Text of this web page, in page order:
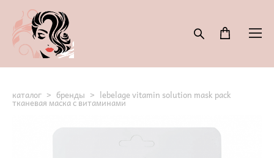
каталог > бренды > lebelage vitamin solution mask pack
тканевая маска с витаминами